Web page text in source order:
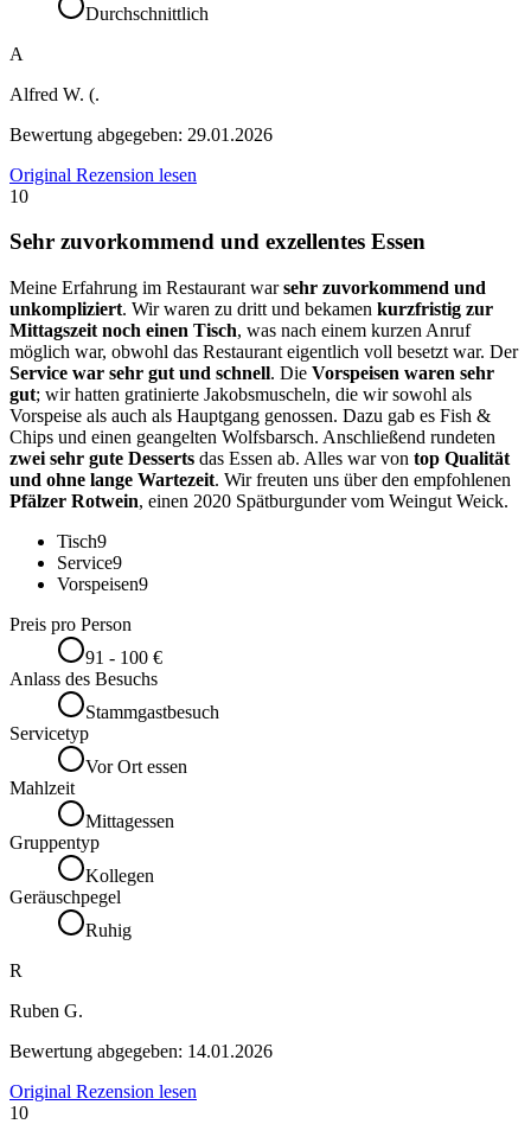
Durchschnittlich
A
Alfred W. (.
Bewertung abgegeben: 29.01.2026
Original Rezension lesen
10
Sehr zuvorkommend und exzellentes Essen
Meine Erfahrung im Restaurant warsehr zuvorkommend und
unkompliziert. Wir waren zu dritt und bekamen kurzfristig zur
Mittagszeit noch einen Tisch, was nach einem kurzen Anruf
möglich war, obwohl das Restaurant eigentlich voll besetzt war. Der
Service war sehr gut und schnell. Die Vorspeisen waren sehr
gut; wir hatten gratinierte Jakobsmuscheln, die wir sowohl als
Vorspeise als auch als Hauptgang genossen. Dazu gab es Fish &
Chips und einen geangelten Wolfsbarsch. Anschließend rundeten
zwei sehr gute Desserts das Essen ab. Alles war von top Qualität
und ohne lange Wartezeit. Wir freuten uns über den empfohlenen
Pfälzer Rotwein, einen 2020 Spätburgunder vom Weingut Weick.
Tisch9
Service9
Vorspeisen9
Preis pro Person
91 - 100 €
Anlass des Besuchs
Stammgastbesuch
Servicetyp
Vor Ort essen
Mahlzeit
Mittagessen
Gruppentyp
Kollegen
Geräuschpegel
Ruhig
R
Ruben G.
Bewertung abgegeben: 14.01.2026
Original Rezension lesen
10